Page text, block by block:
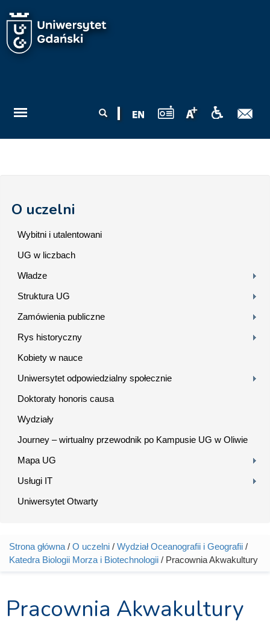
wyszukiwania
O uczelni
Wybitni i utalentowani
UG w liczbach
Władze
Struktura UG
Zamówienia publiczne
Rys historyczny
Kobiety w nauce
Uniwersytet odpowiedzialny społecznie
Doktoraty honoris causa
Wydziały
Journey – wirtualny przewodnik po Kampusie UG w Oliwie
Mapa UG
Usługi IT
Uniwersytet Otwarty
Jesteś tutaj
Strona główna / O uczelni / Wydział Oceanografii i Geografii /
Katedra Biologii Morza i Biotechnologii / Pracownia Akwakultury
Pracownia Akwakultury